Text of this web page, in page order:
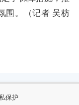
围。（记者 吴枋
保护